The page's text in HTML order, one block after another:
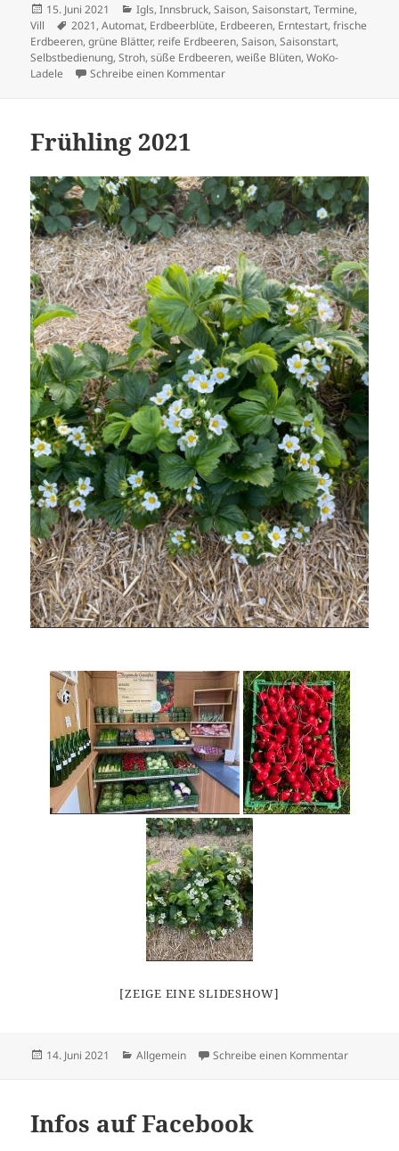
Veröffentlicht
am
15. Juni 2021 Kategorien
Igls,Innsbruck,Saison,Saisonstart,Termine,
Vill
Schlagwörter
2021,Automat, Erdbeerblüte, Erdbeeren, Erntestart,frische
Erdbeeren,grüne Blätter, reife Erdbeeren,Saison,Saisonstart,
Selbstbedienung,Stroh,süße Erdbeeren,weiße Blüten,WoKo-
Ladele
Schreibe einen Kommentarzu Sommer 2021
Frühling 2021
[ZEIGE EINE SLIDESHOW]
Veröffentlicht
14. Juni 2021 Kategorien
Allgemein Schreibe einen Kommentarzu
Infos auf Facebook